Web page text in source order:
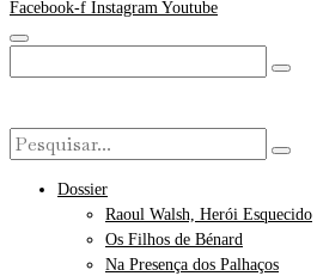
Facebook-f Instagram Youtube
Dossier
Raoul Walsh, Herói Esquecido
Os Filhos de Bénard
Na Presença dos Palhaços